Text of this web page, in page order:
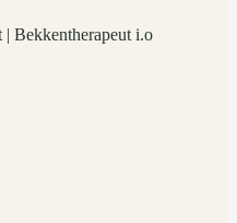
| Bekkentherapeut i.o